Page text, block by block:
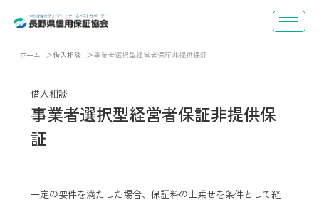
ホーム 借入相談 事業者選択型経営者保証非提供保証
借入相談
事業者選択型経営者保証非提供保
証
一定の要件を満たした場合、保証料の上乗せを条件として経